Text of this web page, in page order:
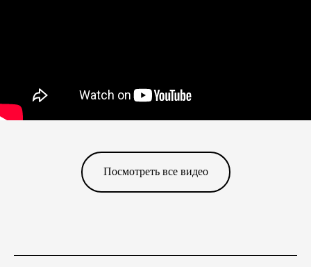
Посмотреть все видео